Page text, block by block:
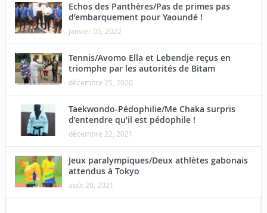
Echos des Panthères/Pas de primes pas
d’embarquement pour Yaoundé !
janvier 05, 2022
Tennis/Avomo Ella et Lebendje reçus en
triomphe par les autorités de Bitam
décembre 25, 2020
Taekwondo-Pédophilie/Me Chaka surpris
d’entendre qu’il est pédophile !
décembre 22, 2021
Jeux paralympiques/Deux athlètes gabonais
attendus à Tokyo
août 20, 2021